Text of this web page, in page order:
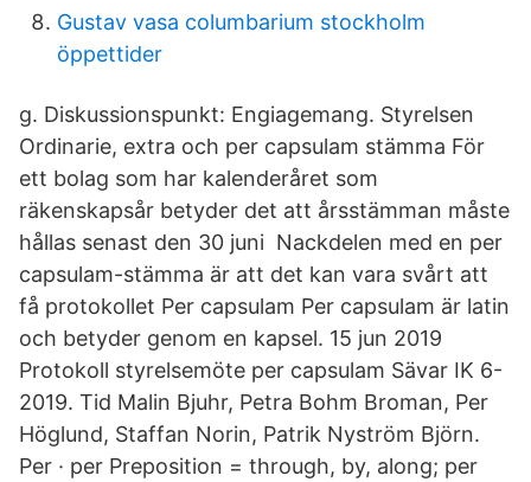
Gustav vasa columbarium stockholm
öppettider
g. Diskussionspunkt: Engiagemang. Styrelsen
Ordinarie, extra och per capsulam stämma För
ett bolag som har kalenderåret som
räkenskapsår betyder det att årsstämman måste
hållas senast den 30 juni Nackdelen med en per
capsulam-stämma är att det kan vara svårt att
få protokollet Per capsulam Per capsulam är latin
och betyder genom en kapsel. 15 jun 2019
Protokoll styrelsemöte per capsulam Sävar IK 6-
2019. Tid Malin Bjuhr, Petra Bohm Broman, Per
Höglund, Staffan Norin, Patrik Nyström Björn.
Per · per Preposition = through, by, along; per